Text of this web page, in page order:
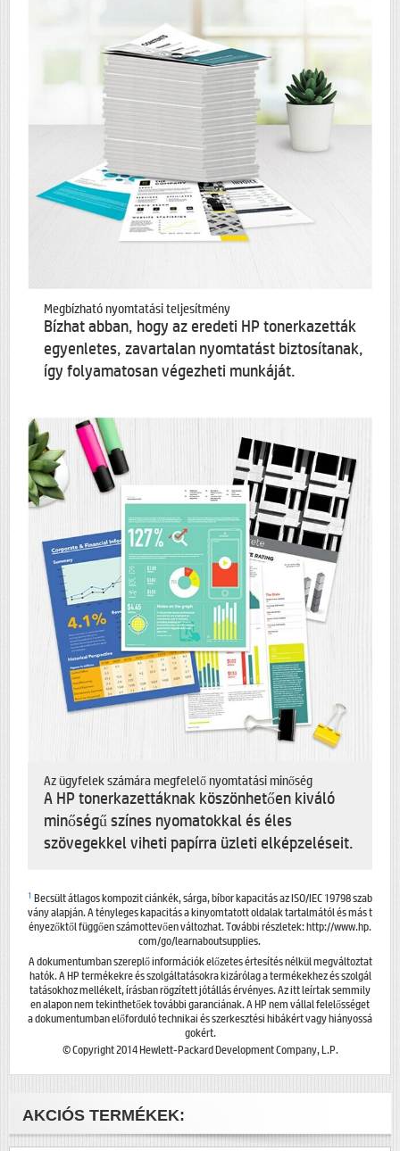
Megbízható nyomtatási teljesítmény
Bízhat abban, hogy az eredeti HP tonerkazetták
egyenletes, zavartalan nyomtatást biztosítanak,
így folyamatosan végezheti munkáját.
Az ügyfelek számára megfelelő nyomtatási minőség
A HP tonerkazettáknak köszönhetően kiváló
minőségű színes nyomatokkal és éles
szövegekkel viheti papírra üzleti elképzeléseit.
1 Becsült átlagos kompozit ciánkék, sárga, bíbor kapacitás az ISO/IEC 19798 szab
vány alapján. A tényleges kapacitás a kinyomtatott oldalak tartalmától és más t
ényezőktől függően számottevően változhat. További részletek: http://www.hp.
com/go/learnaboutsupplies.
A dokumentumban szereplő információk előzetes értesítés nélkül megváltoztat
hatók. A HP termékekre és szolgáltatásokra kizárólag a termékekhez és szolgál
tatásokhoz mellékelt, írásban rögzített jótállás érvényes. Az itt leírtak semmily
en alapon nem tekinthetőek további garanciának. A HP nem vállal felelősséget
a dokumentumban előforduló technikai és szerkesztési hibákért vagy hiányossá
gokért.
© Copyright 2014 Hewlett-Packard Development Company, L.P.
AKCIÓS TERMÉKEK: